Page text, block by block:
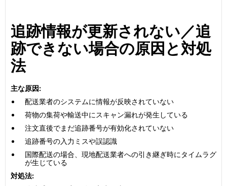
追跡情報が更新されない／追
跡できない場合の原因と対処
法
主な原因:
配送業者のシステムに情報が反映されていない
荷物の集荷や輸送中にスキャン漏れが発生している
注文直後でまだ追跡番号が有効化されていない
追跡番号の入力ミスや誤認識
国際配送の場合、現地配送業者への引き継ぎ時にタイムラグ
が生じている
対処法: